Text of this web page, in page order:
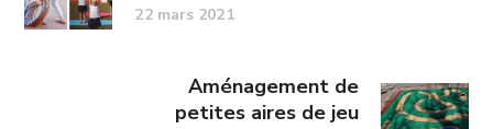
22 mars 2021
Aménagement de
petites aires de jeu